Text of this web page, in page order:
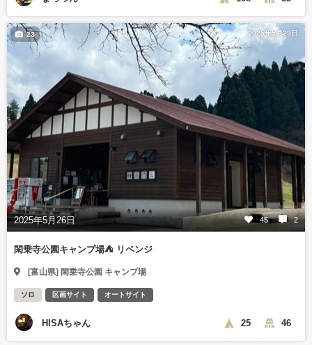
2025年5月29日
2025年5月26日 45 2
23
閑乗寺公園キャンプ場⛺️ リベンジ
[富山県] 閑乗寺公園 キャンプ場
ソロ 区画サイト オートサイト
HISAちゃん 25 46